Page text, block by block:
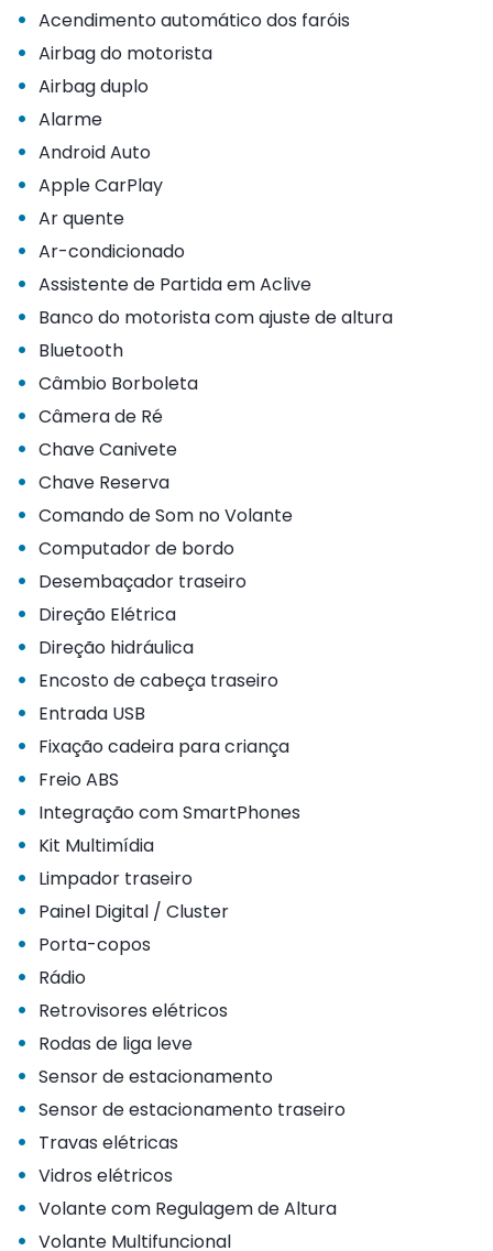
• Acendimento automático dos faróis
• Airbag do motorista
• Airbag duplo
• Alarme
• Android Auto
• Apple CarPlay
• Ar quente
• Ar-condicionado
• Assistente de Partida em Aclive
• Banco do motorista com ajuste de altura
• Bluetooth
• Câmbio Borboleta
• Câmera de Ré
• Chave Canivete
• Chave Reserva
• Comando de Som no Volante
• Computador de bordo
• Desembaçador traseiro
• Direção Elétrica
• Direção hidráulica
• Encosto de cabeça traseiro
• Entrada USB
• Fixação cadeira para criança
• Freio ABS
• Integração com SmartPhones
• Kit Multimídia
• Limpador traseiro
• Painel Digital / Cluster
• Porta-copos
• Rádio
• Retrovisores elétricos
• Rodas de liga leve
• Sensor de estacionamento
• Sensor de estacionamento traseiro
• Travas elétricas
• Vidros elétricos
• Volante com Regulagem de Altura
• Volante Multifuncional